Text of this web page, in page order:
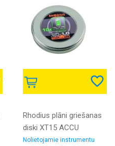
Rhodius plāni griešanas
diski XT15 ACCU
125x1.0x22.23
Nolietojamie instrumentu